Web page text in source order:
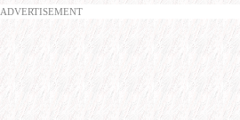
ADVERTISEMENT